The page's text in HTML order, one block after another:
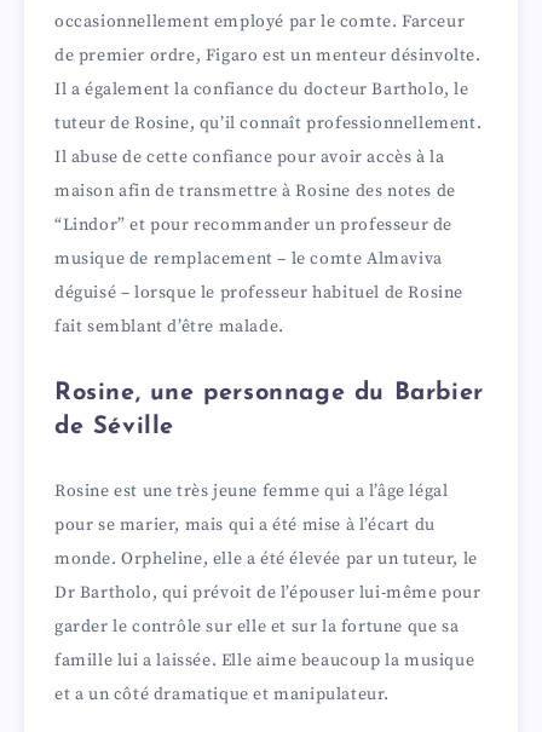
occasionnellement employé par le comte. Farceur
de premier ordre, Figaro est un menteur désinvolte.
Il a également la confiance du docteur Bartholo, le
tuteur de Rosine, qu’il connaît professionnellement.
Il abuse de cette confiance pour avoir accès à la
maison afin de transmettre à Rosine des notes de
“Lindor” et pour recommander un professeur de
musique de remplacement – le comte Almaviva
déguisé – lorsque le professeur habituel de Rosine
fait semblant d’être malade.
Rosine, une personnage du Barbier
de Séville
Rosine est une très jeune femme qui a l’âge légal
pour se marier, mais qui a été mise à l’écart du
monde. Orpheline, elle a été élevée par un tuteur, le
Dr Bartholo, qui prévoit de l’épouser lui-même pour
garder le contrôle sur elle et sur la fortune que sa
famille lui a laissée. Elle aime beaucoup la musique
et a un côté dramatique et manipulateur.